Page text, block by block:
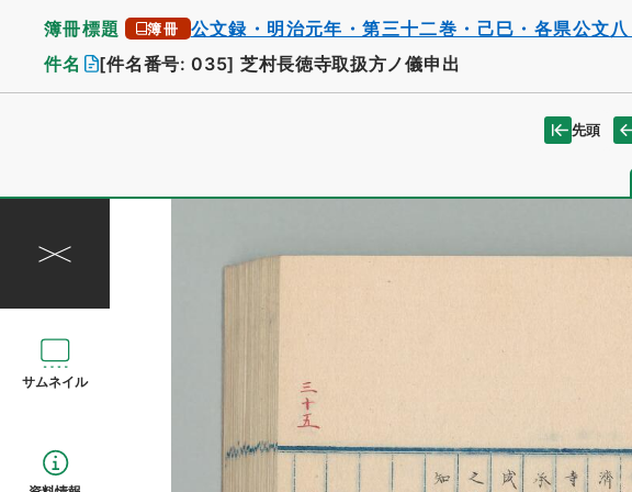
簿冊標題 簿冊 公文録・明治元年・第三十二巻・己巳・各県公文
件名 [件名番号: 035] 芝村長徳寺取扱方ノ儀申出
先頭
サムネイル